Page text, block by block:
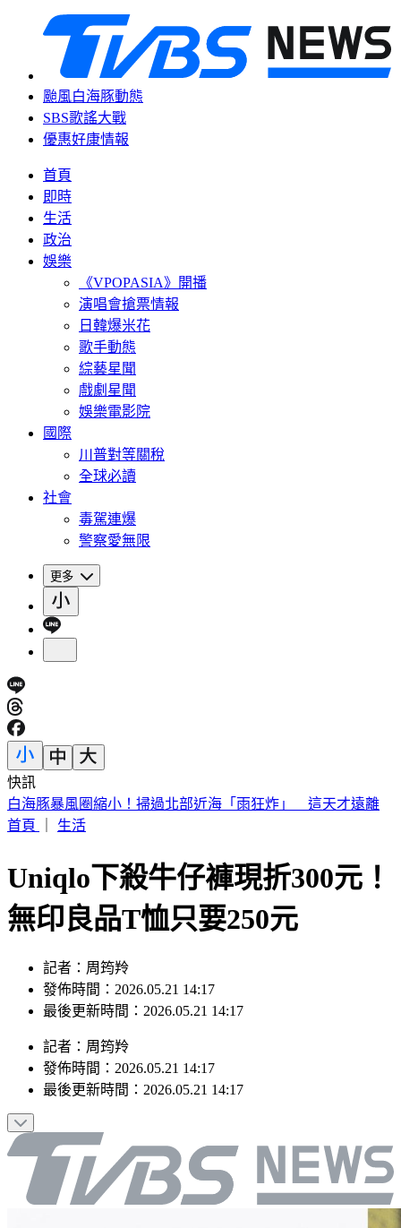
颱風白海豚動態
SBS歌謠大戰
優惠好康情報
首頁
即時
生活
政治
娛樂
《VPOPASIA》開播
演唱會搶票情報
日韓爆米花
歌手動態
綜藝星聞
戲劇星聞
娛樂電影院
國際
川普對等關稅
全球必讀
社會
毒駕連爆
警察愛無限
更多
快訊
白海豚暴風圈縮小！掃過北部近海「雨狂炸」 這天才遠離
首頁
生活
Uniqlo下殺牛仔褲現折300元！
無印良品T恤只要250元
記者：周筠羚
發佈時間：2026.05.21 14:17
最後更新時間：2026.05.21 14:17
記者 ： 周筠羚
發佈時間： 2026.05.21 14:17
最後更新時間： 2026.05.21 14:17